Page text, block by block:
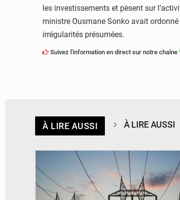
les investissements et pèsent sur
ministre Ousmane Sonko avait
irrégularités présumées.
Suivez l'information en direct sur notre chaîne
À LIRE AUSSI À LIRE AUSSI